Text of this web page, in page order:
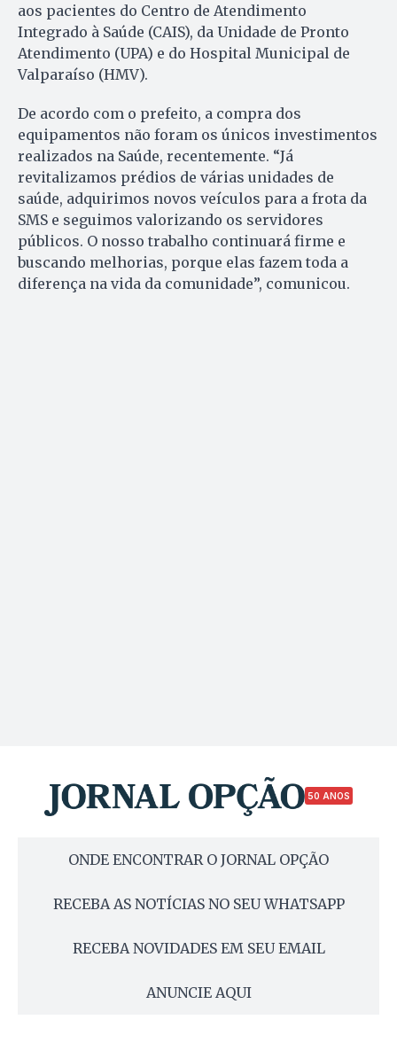
aos pacientes do Centro de Atendimento
Integrado à Saúde (CAIS), da Unidade de Pronto
Atendimento (UPA) e do Hospital Municipal de
Valparaíso (HMV).
De acordo com o prefeito, a compra dos
equipamentos não foram os únicos investimentos
realizados na Saúde, recentemente. “Já
revitalizamos prédios de várias unidades de
saúde, adquirimos novos veículos para a frota da
SMS e seguimos valorizando os servidores
públicos. O nosso trabalho continuará firme e
buscando melhorias, porque elas fazem toda a
diferença na vida da comunidade”, comunicou.
50 ANOS
ONDE ENCONTRAR O JORNAL OPÇÃO
RECEBA AS NOTÍCIAS NO SEU WHATSAPP
RECEBA NOVIDADES EM SEU EMAIL
ANUNCIE AQUI